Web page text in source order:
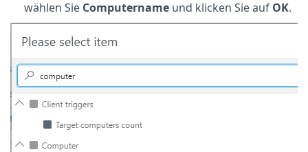
wählen Sie Computername und klicken Sie auf OK.